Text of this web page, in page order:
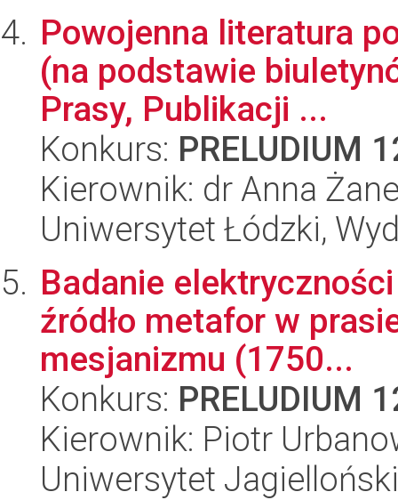
Powojenna literatura
(na podstawie
Prasy, Publikacji ...
Konkurs: PRELUDIUM
Kierownik: dr Anna
Uniwersytet Łódzki,
Badanie
źródło metafor w
mesjanizmu (1750...
Konkurs: PRELUDIUM
Kierownik: Piotr
Uniwersytet